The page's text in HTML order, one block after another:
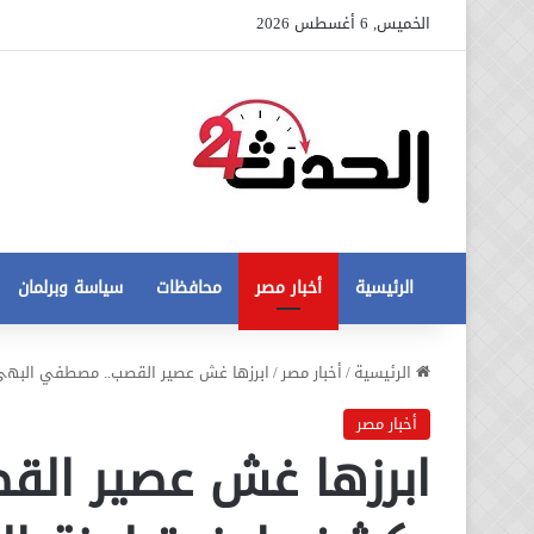
الخميس, 6 أغسطس 2026
الرئيسية أخبار مصر محافظات سياسة وبرلمان
الرئيسية/أخبار مصر/ابرزها غش عصير القصب.. مصطفي البهي
أخبار مصر
ابرزها غش عصير
عاجل
في
أزمة
مخالفات
البناء
12 أغسطس، 2020
عاجل تطورات جديدة في